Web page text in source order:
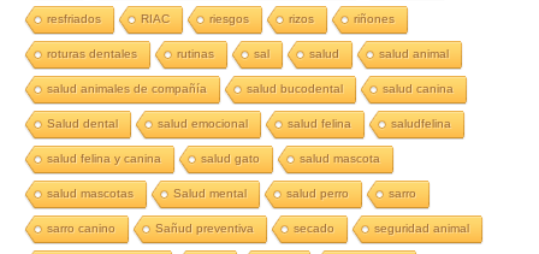
resfriados RIAC riesgos rizos riñones
roturas dentales rutinas sal salud salud animal
salud animales de compañía salud bucodental salud canina
Salud dental salud emocional salud felina saludfelina
salud felina y canina salud gato salud mascota
salud mascotas Salud mental salud perro sarro
sarro canino Sañud preventiva secado seguridad animal